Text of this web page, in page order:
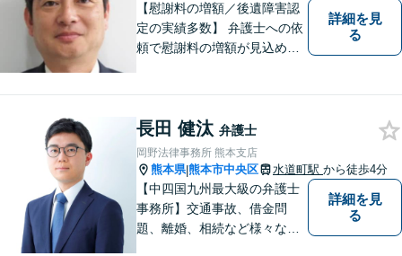
【慰謝料の増額／後遺障害認
定の実績多数】 弁護士への依
頼で慰謝料の増額が見込めま
ノウハウ多数】相続手続きか
ら遺言書までトータルサポー
ト【JR熊本駅から徒歩1分】
詳細を見
る
長田 健汰 弁護士
岡野法律事務所 熊本支店
熊本県|熊本市中央区 水道町駅 から徒歩4分
【中四国九州最大級の弁護士
事務所】交通事故、借金問
題、離婚、相続など様々な問
詳細を見
る